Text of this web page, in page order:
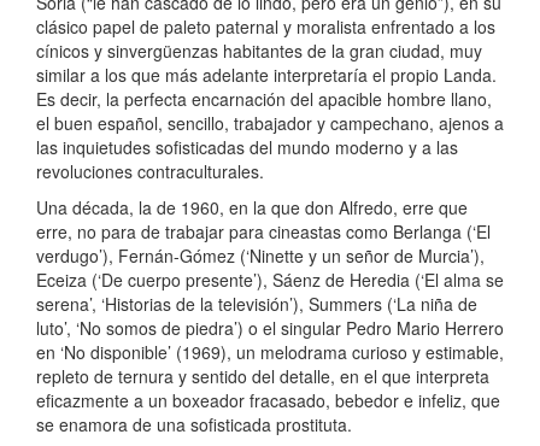
clásico papel de paleto paternal y moralista enfrentado a los
cínicos y sinvergüenzas habitantes de la gran ciudad, muy
similar a los que más adelante interpretaría el propio Landa.
Es decir, la perfecta encarnación del apacible hombre llano,
el buen español, sencillo, trabajador y campechano, ajenos a
las inquietudes sofisticadas del mundo moderno y a las
revoluciones contraculturales.
Una década, la de 1960, en la que don Alfredo, erre que
erre, no para de trabajar para cineastas como Berlanga (‘El
verdugo’), Fernán-Gómez (‘Ninette y un señor de Murcia’),
Eceiza (‘De cuerpo presente’), Sáenz de Heredia (‘El alma se
serena’, ‘Historias de la televisión’), Summers (‘La niña de
luto’, ‘No somos de piedra’) o el singular Pedro Mario Herrero
en ‘No disponible’ (1969), un melodrama curioso y estimable,
repleto de ternura y sentido del detalle, en el que interpreta
eficazmente a un boxeador fracasado, bebedor e infeliz, que
se enamora de una sofisticada prostituta.